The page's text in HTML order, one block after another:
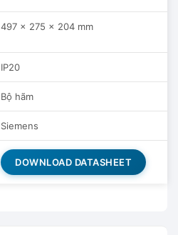
497 x 275 x 204 mm
IP20
Bộ hãm
Siemens
DOWNLOAD DATASHEET